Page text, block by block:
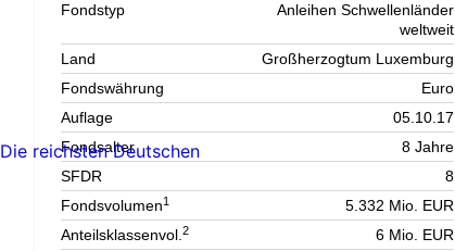
Fondstyp
Anleihen Schwellenländer
weltweit
Land
Großherzogtum Luxemburg
Fondswährung
Euro
Auflage
05.10.17
Fondsalter
8 Jahre
SFDR
8
Fondsvolumen1
5.332 Mio. EUR
Anteilsklassenvol.2
6 Mio. EUR
Die reichsten Deutschen